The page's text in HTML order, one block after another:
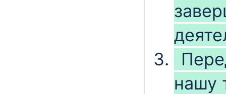
нашу